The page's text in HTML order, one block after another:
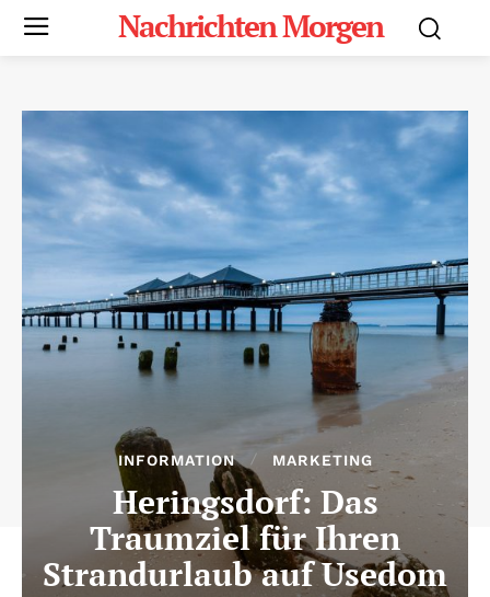
Nachrichten Morgen
INFORMATION MARKETING
Heringsdorf: Das
Traumziel für Ihren
Strandurlaub auf Usedom